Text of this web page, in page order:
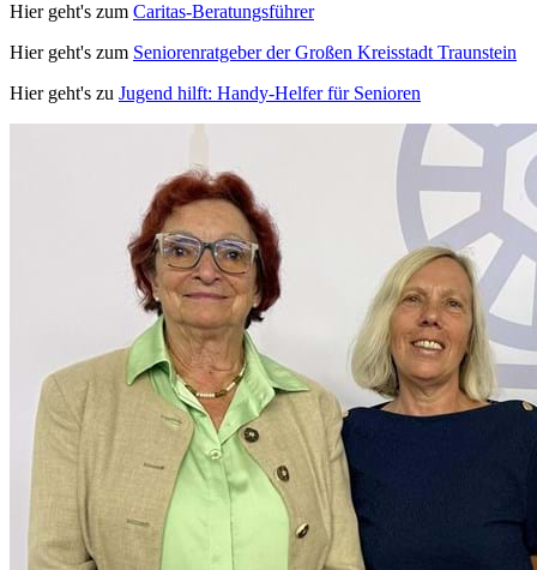
Hier geht's zum Caritas-Beratungsführer
Hier geht's zum Seniorenratgeber der Großen Kreisstadt Traunstein
Hier geht's zu Jugend hilft: Handy-Helfer für Senioren